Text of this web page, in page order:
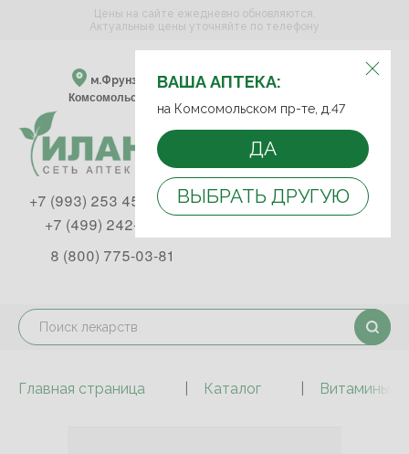
ВЫБЕРИТЕ АПТЕКУ:
м.Фрунзенская м.Спортивная
Комсомольский пр-т, д. 47
ВАША АПТЕКА:
на Комсомольском пр-те, д.47
ДА
ВЫБРАТЬ ДРУГУЮ
Цены на сайте ежедневно обновляются.
Актуальные цены уточняйте по телефону
+7 (993) 253 45 93
+7 (499) 242-90-85
8 (800) 775-03-81
Главная страница Каталог Витамины и